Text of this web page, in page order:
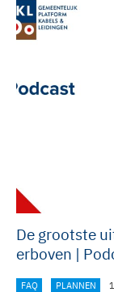
De grootste
erboven |
FAQ PLANNEN